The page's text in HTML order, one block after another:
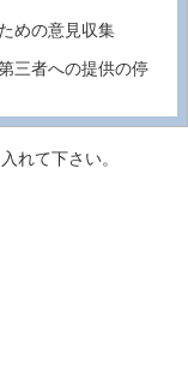
めの意見収集
三者への提供の停
ことなく、個人
収集し、外部の
れて下さい。